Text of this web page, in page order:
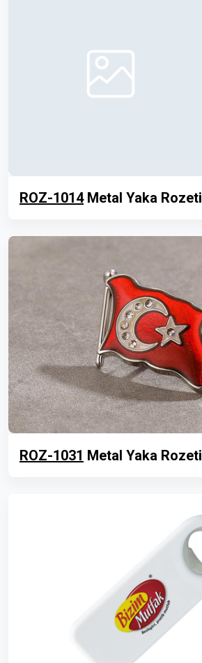
ROZ-1014Metal Yaka Rozeti
ROZ-1031 Metal Yaka Rozeti